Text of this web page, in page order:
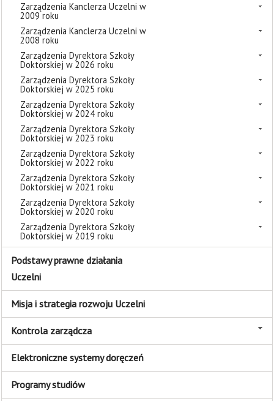
Zarządzenia Kanclerza Uczelni w
2009 roku
Zarządzenia Kanclerza Uczelni w
2008 roku
Zarządzenia Dyrektora Szkoły
Doktorskiej w 2026 roku
Zarządzenia Dyrektora Szkoły
Doktorskiej w 2025 roku
Zarządzenia Dyrektora Szkoły
Doktorskiej w 2024 roku
Zarządzenia Dyrektora Szkoły
Doktorskiej w 2023 roku
Zarządzenia Dyrektora Szkoły
Doktorskiej w 2022 roku
Zarządzenia Dyrektora Szkoły
Doktorskiej w 2021 roku
Zarządzenia Dyrektora Szkoły
Doktorskiej w 2020 roku
Zarządzenia Dyrektora Szkoły
Doktorskiej w 2019 roku
Podstawy prawne działania
Uczelni
Misja i strategia rozwoju Uczelni
Kontrola zarządcza
Elektroniczne systemy doręczeń
Programy studiów